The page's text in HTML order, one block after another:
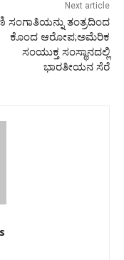
Next article
ಸಂಗಾತಿಯನ್ನು ತಂತ್ರದಿಂದ
ಕೊಂದ ಆರೋಪ;ಅಮೆರಿಕ
ಸಂಯುಕ್ತ ಸಂಸ್ಥಾನದಲ್ಲಿ
ಭಾರತೀಯನ ಸೆರೆ